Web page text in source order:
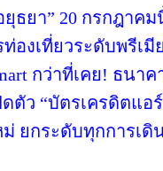
ยุธยา” 20 กรกฎาค
องเที่ยวระดับพรีเมี
กว่าที่เคย! ธนาค
ดตัว “บัตรเครดิตแ
ม่ ยกระดับทุกการเ